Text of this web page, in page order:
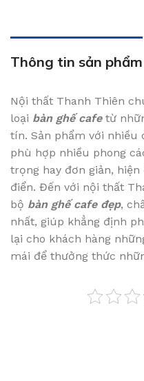
Thông tin sản phẩm
Nội thất Thanh Thiên
loại bàn ghế cafetừ
tín. Sản phẩm với nhiều
phù hợp nhiều phong
trọng hay đơn giản,
điển. Đến với nội thất
bộ bàn ghế cafe đẹp,
nhất, giúp khẳng định
lại cho khách hàng
mái để thưởng thức